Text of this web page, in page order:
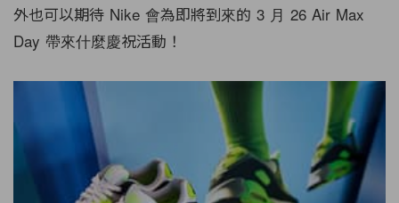
外也可以期待 Nike 會為即將到來的 3 月 26 Air Max
Day 帶來什麼慶祝活動！